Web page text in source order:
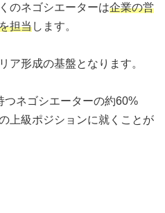
のネゴシエーターは企業の営
担当します。
ア形成の基盤となります。
ネゴシエーターの約60%
上級ポジションに就くことが